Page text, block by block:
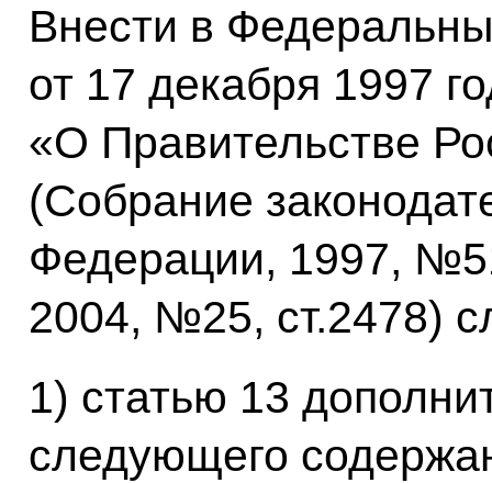
Внести в
от 17 декабря 1997
«О Правительстве
(Собрание
Федерации, 1997,
2004, №25, ст.2478)
1) статью 13
следующего